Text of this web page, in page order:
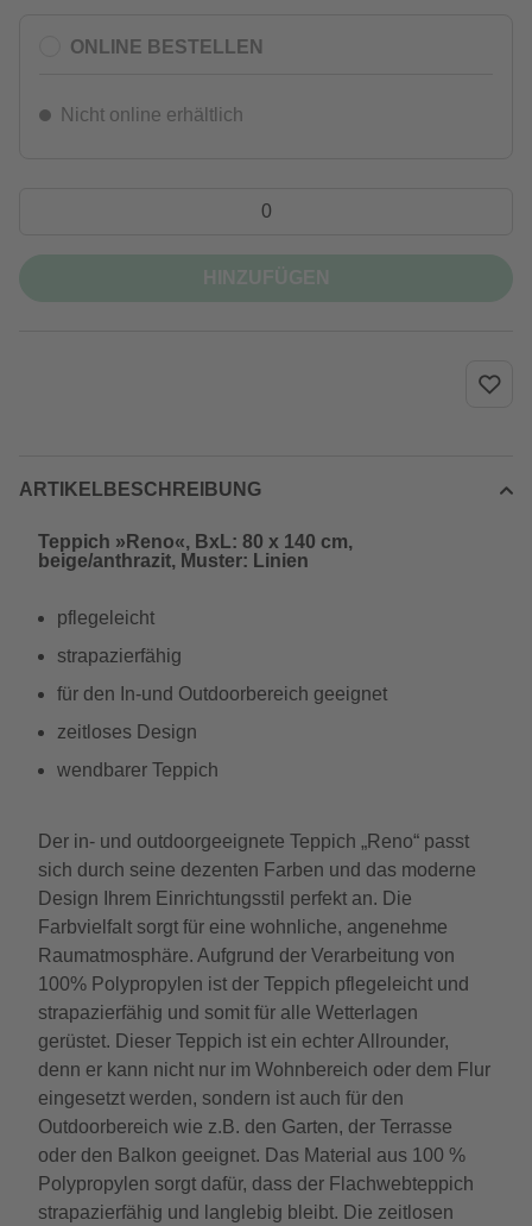
ONLINE BESTELLEN
Nicht online erhältlich
ARTIKELBESCHREIBUNG
Teppich »Reno«, BxL: 80 x 140 cm,
beige/anthrazit, Muster: Linien
pflegeleicht
strapazierfähig
für den In-und Outdoorbereich geeignet
zeitloses Design
wendbarer Teppich
Der in- und outdoorgeeignete Teppich „Reno“ passt
sich durch seine dezenten Farben und das moderne
Design Ihrem Einrichtungsstil perfekt an. Die
Farbvielfalt sorgt für eine wohnliche, angenehme
Raumatmosphäre. Aufgrund der Verarbeitung von
100% Polypropylen ist der Teppich pflegeleicht und
strapazierfähig und somit für alle Wetterlagen
gerüstet. Dieser Teppich ist ein echter Allrounder,
denn er kann nicht nur im Wohnbereich oder dem Flur
eingesetzt werden, sondern ist auch für den
Outdoorbereich wie z.B. den Garten, der Terrasse
oder den Balkon geeignet. Das Material aus 100 %
Polypropylen sorgt dafür, dass der Flachwebteppich
strapazierfähig und langlebig bleibt. Die zeitlosen